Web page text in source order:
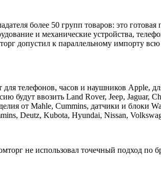
более 50 групп товаров: это
и механические устройства,
допустил к параллельному импорту
телефонов, часов и наушников Apple,
будут ввозить Land Rover, Jeep, Jaguar,
от Mahle, Cummins, датчики и блоки
Deutz, Kubota, Hyundai, Nissan,
не использовал точечный подход по